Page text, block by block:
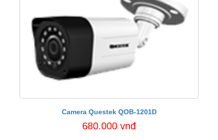
Camera Questek QOB-1201D
680.000 vnđ